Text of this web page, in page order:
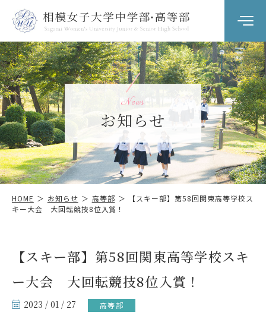
学園について
SAGAJOの教育
学校生活
進路指導
入試情報
受験生の方へ
News
お知らせ
HOME お知らせ 高等部
【スキー部】第58回関東高等学校ス
キー大会 大回転競技8位入賞！
【スキー部】第58回関東高等学校スキ
ー大会 大回転競技8位入賞！
2023 / 01 / 27 高等部